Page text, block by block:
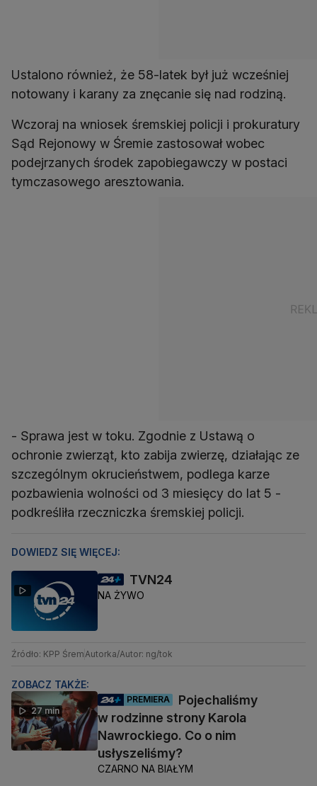
Ustalono również, że 58-latek był już wcześniej
notowany i karany za znęcanie się nad rodziną.
Wczoraj na wniosek śremskiej policji i prokuratury
Sąd Rejonowy w Śremie zastosował wobec
podejrzanych środek zapobiegawczy w postaci
tymczasowego aresztowania.
- Sprawa jest w toku. Zgodnie z Ustawą o
ochronie zwierząt, kto zabija zwierzę, działając ze
szczególnym okrucieństwem, podlega karze
pozbawienia wolności od 3 miesięcy do lat 5 -
podkreśliła rzeczniczka śremskiej policji.
DOWIEDZ SIĘ WIĘCEJ:
TVN24
NA ŻYWO
Źródło: KPP Śrem Autorka/Autor: ng/tok
ZOBACZ TAKŻE:
27 min
PREMIERA
Pojechaliśmy
w rodzinne strony Karola
Nawrockiego. Co o nim
usłyszeliśmy?
CZARNO NA BIAŁYM